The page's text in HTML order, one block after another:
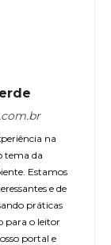
na
tema da
Estamos
e de
práticas
para o leitor
portal e